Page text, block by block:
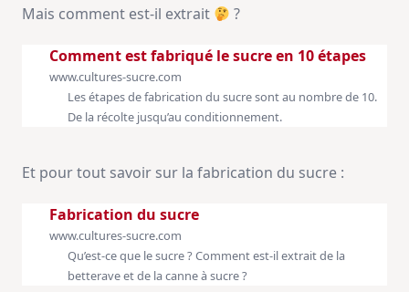
Mais comment est-il extrait
?
Comment est fabriqué le sucre en 10 étapes
www.cultures-sucre.com
Les étapes de fabrication du sucre sont au nombre de 10.
De la récolte jusqu’au conditionnement.
Et pour tout savoir sur la fabrication du sucre :
Fabrication du sucre
www.cultures-sucre.com
Qu’est-ce que le sucre ? Comment est-il extrait de la
betterave et de la canne à sucre ?